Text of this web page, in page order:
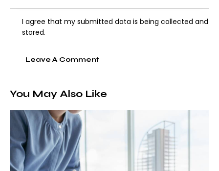
I agree that my submitted data is being collected and
stored.
You May Also Like